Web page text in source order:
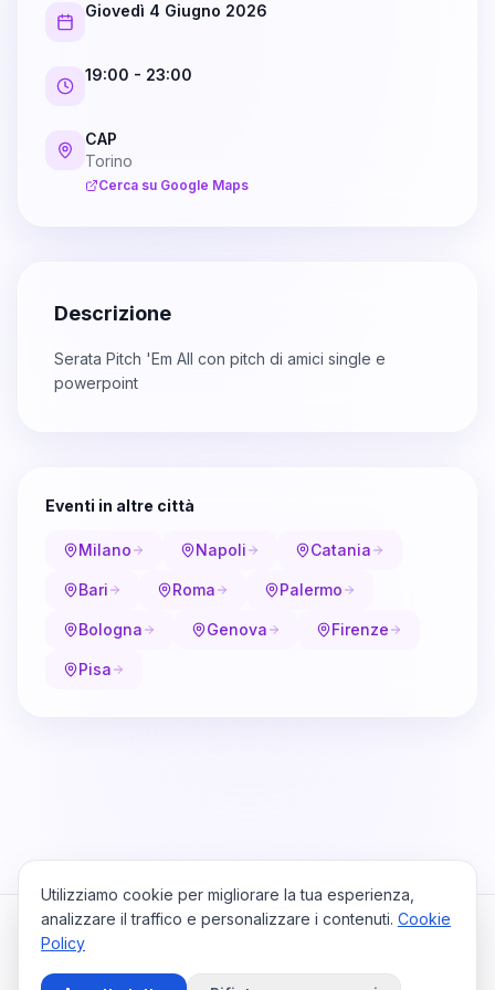
Giovedì 4 Giugno 2026
19:00 - 23:00
CAP
Torino
Cerca su Google Maps
Descrizione
Serata Pitch 'Em All con pitch di amici single e
powerpoint
Eventi in altre città
Milano Napoli Catania
Bari Roma Palermo
Bologna Genova Firenze
Pisa
Utilizziamo cookie per migliorare la tua esperienza,
analizzare il traffico e personalizzare i contenuti. Cookie
Policy